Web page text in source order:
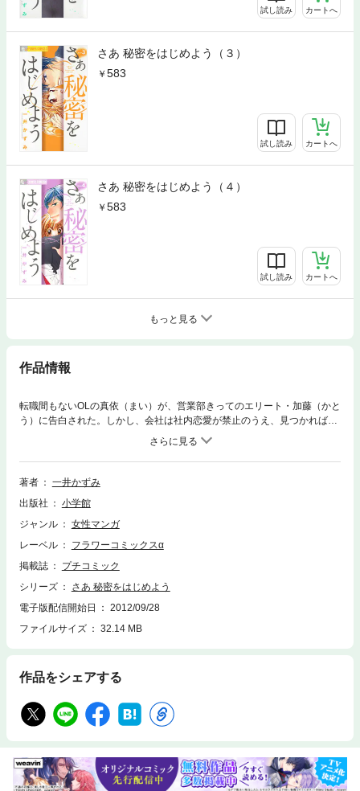
試し読み カートへ
さあ 秘密をはじめよう（３）
583
試し読み カートへ
さあ 秘密をはじめよう（４）
583
試し読み カートへ
もっと見る
作品情報
転職間もないOLの真依（まい）が、営業部きってのエリート・加藤（かと
う）に告白された。しかし、会社は社内恋愛が禁止のうえ、見つかれば厳
罰が待っている。1度は断ったものの、ワンマンで強引な彼が、真依だけ
にみせる素顔に興味を引かれてしまい…！？シークレット・ラブストーリ
ー第1巻！！
著者
一井かずみ
出版社
小学館
ジャンル
女性マンガ
レーベル
フラワーコミックスα
掲載誌
プチコミック
シリーズ
さあ 秘密をはじめよう
電子版配信開始日
2012/09/28
ファイルサイズ
32.14 MB
作品をシェアする